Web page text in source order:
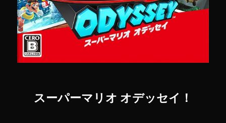
スーパーマリオ オデッセイ！